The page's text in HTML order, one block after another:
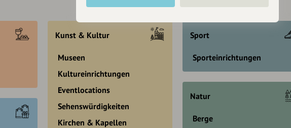
Kunst & Kultur
Museen
Kultureinrichtungen
Eventlocations
Sehenswürdigkeiten
Kirchen & Kapellen
Sport
Sporteinrichtungen
Natur
Berge